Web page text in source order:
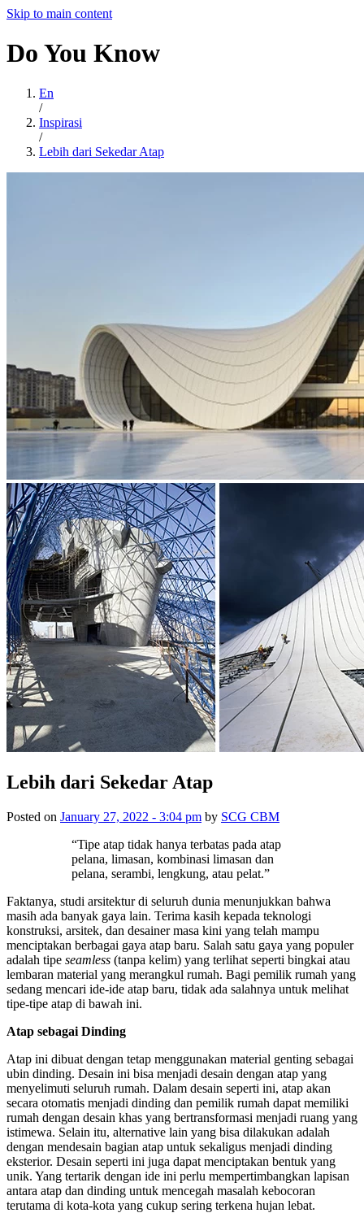
Skip to main content
Do You Know
En
/
Inspirasi
/
Lebih dari Sekedar Atap
Lebih dari Sekedar Atap
Posted on January 27, 2022 - 3:04 pm by SCG CBM
“Tipe atap tidak hanya terbatas pada atap
pelana, limasan, kombinasi limasan dan
pelana, serambi, lengkung, atau pelat.”
Faktanya, studi arsitektur di seluruh dunia menunjukkan bahwa
masih ada banyak gaya lain. Terima kasih kepada teknologi
konstruksi, arsitek, dan desainer masa kini yang telah mampu
menciptakan berbagai gaya atap baru. Salah satu gaya yang populer
adalah tipe seamless (tanpa kelim) yang terlihat seperti bingkai atau
lembaran material yang merangkul rumah. Bagi pemilik rumah yang
sedang mencari ide-ide atap baru, tidak ada salahnya untuk melihat
tipe-tipe atap di bawah ini.
Atap sebagai Dinding
Atap ini dibuat dengan tetap menggunakan material genting sebagai
ubin dinding. Desain ini bisa menjadi desain dengan atap yang
menyelimuti seluruh rumah. Dalam desain seperti ini, atap akan
secara otomatis menjadi dinding dan pemilik rumah dapat memiliki
rumah dengan desain khas yang bertransformasi menjadi ruang yang
istimewa. Selain itu, alternative lain yang bisa dilakukan adalah
dengan mendesain bagian atap untuk sekaligus menjadi dinding
eksterior. Desain seperti ini juga dapat menciptakan bentuk yang
unik. Yang tertarik dengan ide ini perlu mempertimbangkan lapisan
antara atap dan dinding untuk mencegah masalah kebocoran
terutama di kota-kota yang cukup sering terkena hujan lebat.